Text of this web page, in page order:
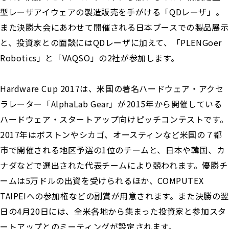
型レーザアイウェアの製造販売を手がける「QDレーザ」。
また決勝大会にあわせて開催される日本ブースでの製品展示
と、投資家との面談にはQDレーザに加えて、「PLENGoer
Robotics」と「VAQSO」の2社が参加します。
Hardware Cup 2017は、米国の著名ハードウェア・アクセ
ラレーター「AlphaLab Gear」が2015年から開催している
ハードウェア・スタートアップ向けピッチコンテストです。
2017年はボストンやシカゴ、オースティンなど米国の７都
市で開催される地区予選の1位のチームと、日本や韓国、カ
ナダなどで選出された代表チームにより競われます。優勝チ
ームは5万ドルの出資を受けられるほか、COMPUTEX
TAIPEIへの参加権などの副賞が用意されます。また決勝の翌
日の4月20日には、全米各地から集まった投資家と参加スタ
ートアップとのミーティングが設定されます。